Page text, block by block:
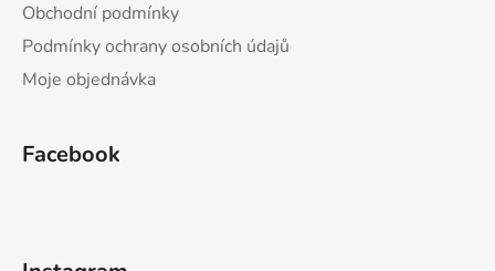
Obchodní podmínky
Podmínky ochrany osobních údajů
Moje objednávka
Facebook